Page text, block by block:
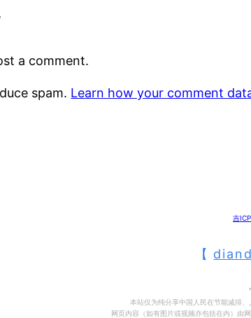
a comment.
spam. Learn how your comment
吉
【
本站仅为纯分享中国人民在节能减排
网页内容（如有图片或视频亦包括在内）由